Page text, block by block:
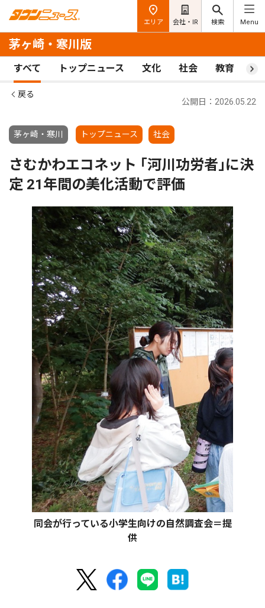
エリア 会社・IR 検索 Menu
茅ヶ崎・寒川版
すべて トップニュース 文化 社会 教育 ス
戻る
茅ヶ崎・寒川 トップニュース 社会
公開日：2026.05.22
さむかわエコネット ｢河川功労者｣に決
定 21年間の美化活動で評価
同会が行っている小学生向けの自然調査会＝提
供